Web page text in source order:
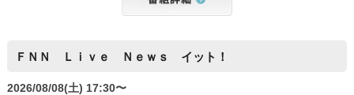
ＦＮＮ Ｌｉｖｅ Ｎｅｗｓ イット！
2026/08/08(土) 17:30〜